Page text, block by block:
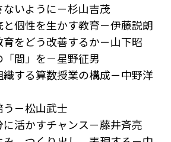
いように－杉山吉茂
個性を生かす教育－伊藤説朗
をどう改善するか－山下昭
間」を－星野征男
する算数授業の構成－中野洋
－松山武士
活かすチャンス－藤井斉亮